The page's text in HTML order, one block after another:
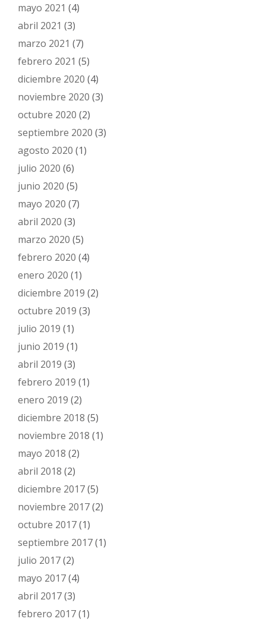
mayo 2021 (4)
abril 2021 (3)
marzo 2021 (7)
febrero 2021 (5)
diciembre 2020 (4)
noviembre 2020 (3)
octubre 2020 (2)
septiembre 2020 (3)
agosto 2020 (1)
julio 2020 (6)
junio 2020 (5)
mayo 2020 (7)
abril 2020 (3)
marzo 2020 (5)
febrero 2020 (4)
enero 2020 (1)
diciembre 2019 (2)
octubre 2019 (3)
julio 2019 (1)
junio 2019 (1)
abril 2019 (3)
febrero 2019 (1)
enero 2019 (2)
diciembre 2018 (5)
noviembre 2018 (1)
mayo 2018 (2)
abril 2018 (2)
diciembre 2017(5)
noviembre 2017(2)
octubre 2017(1)
septiembre 2017(1)
julio 2017(2)
mayo 2017(4)
abril 2017(3)
febrero 2017(1)